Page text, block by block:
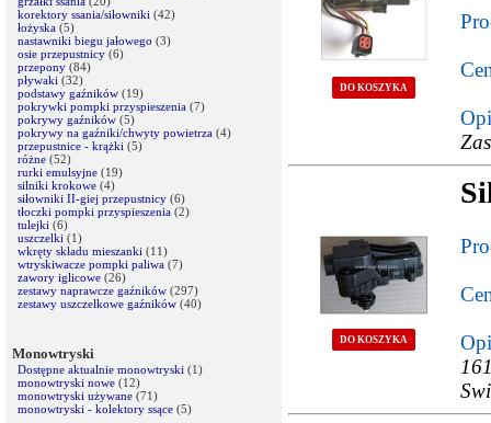
korektory ssania/siłowniki (42)
łożyska (5)
nastawniki biegu jałowego (3)
osie przepustnicy (6)
przepony (84)
pływaki (32)
podstawy gaźników (19)
pokrywki pompki przyspieszenia (7)
pokrywy gaźników (5)
pokrywy na gaźniki/chwyty powietrza (4)
przepustnice - krążki (5)
różne (52)
rurki emulsyjne (19)
silniki krokowe (4)
siłowniki II-giej przepustnicy (6)
tłoczki pompki przyspieszenia (2)
tulejki (6)
uszczelki (1)
wkręty składu mieszanki (11)
wtryskiwacze pompki paliwa (7)
zawory iglicowe (26)
zestawy naprawcze gaźników (297)
zestawy uszczelkowe gaźników (40)
Monowtryski
Dostępne aktualnie monowtryski (1)
monowtryski nowe (12)
monowtryski używane (71)
monowtryski - kolektory ssące (5)
DO KOSZYKA
DO KOSZYKA